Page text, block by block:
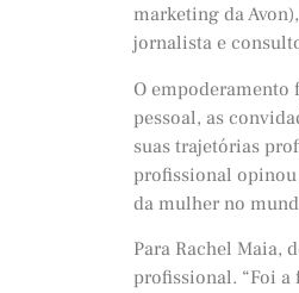
marketing da
jornalista e
O
pessoal, as
suas trajetórias
profissional opinou
da mulher no
Para Rachel Maia,
profissional. “Foi